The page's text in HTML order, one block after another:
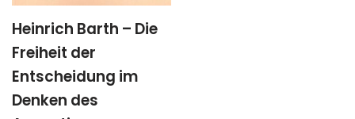
Heinrich Barth – Die
Freiheit der
Entscheidung im
Denken des